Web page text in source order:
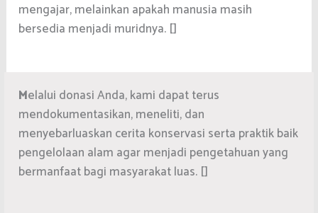
mengajar, melainkan apakah manusia masih
bersedia menjadi muridnya. []
Melalui donasi Anda, kami dapat terus
mendokumentasikan, meneliti, dan
menyebarluaskan cerita konservasi serta praktik baik
pengelolaan alam agar menjadi pengetahuan yang
bermanfaat bagi masyarakat luas. []